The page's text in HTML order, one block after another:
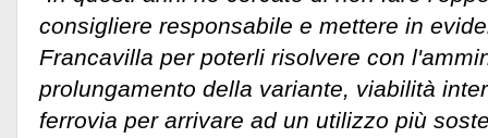
consigliere responsabile e mettere in
Francavilla per poterli risolvere con
prolungamento della variante, viabilità
ferrovia per arrivare ad un utilizzo più